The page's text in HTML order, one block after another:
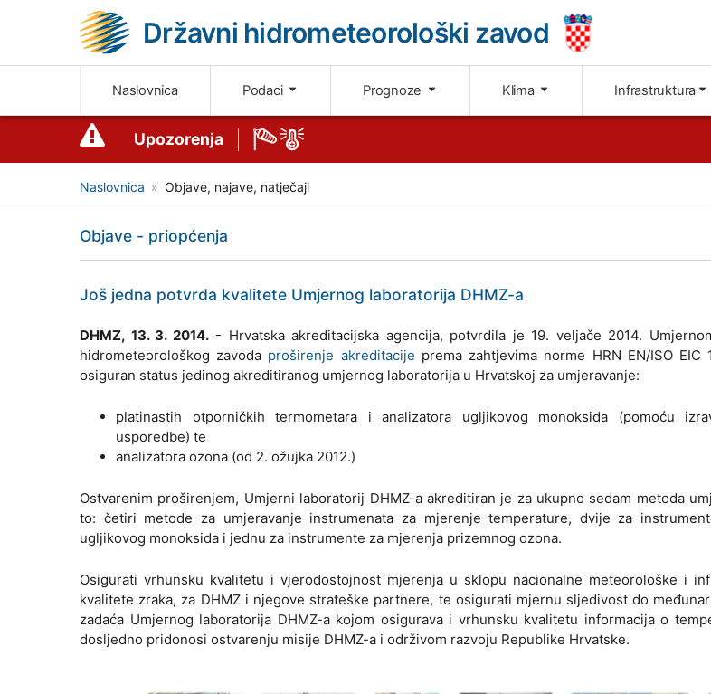
Državni hidrometeorološki zavod
Naslovnica Podaci Prognoze Klima Infrastruktura
Upozorenja
Naslovnica Objave, najave, natječaji
Objave - priopćenja
Još jedna potvrda kvalitete Umjernog laboratorija DHMZ-a
DHMZ, 13. 3. 2014.- Hrvatska akreditacijska agencija, potvrdila je 19. veljače 2014.
hidrometeorološkog zavoda proširenje akreditacije prema zahtjevima norme HRN EN/ISO
osiguran status jedinog akreditiranog umjernog laboratorija u Hrvatskoj za umjeravanje:
platinastih otporničkih termometara i analizatora ugljikovog monoksida (pomoću
usporedbe) te
analizatora ozona (od 2. ožujka 2012.)
Ostvarenim proširenjem, Umjerni laboratorij DHMZ-a akreditiran je za ukupno sedam metoda
to: četiri metode za umjeravanje instrumenata za mjerenje temperature, dvije za
ugljikovog monoksida i jednu za instrumente za mjerenja prizemnog ozona.
Osigurati vrhunsku kvalitetu i vjerodostojnost mjerenja u sklopu nacionalne meteorološke i
kvalitete zraka, za DHMZ i njegove strateške partnere, te osigurati mjernu sljedivost do
zadaća Umjernog laboratorija DHMZ-a kojom osigurava i vrhunsku kvalitetu informacija o
dosljedno pridonosi ostvarenju misije DHMZ-a i održivom razvoju Republike Hrvatske.